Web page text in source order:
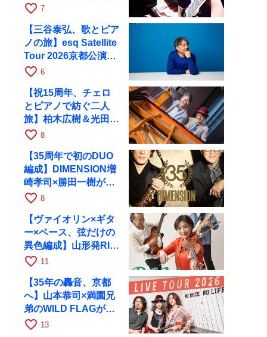
と京都RAGで共演
favorite_border 7
【三谷泰弘、歌とピア
ノの旅】esq Satellite
Tour 2026京都公演を
10月に開催
favorite_border 6
【祝15周年、チェロ
とピアノで紡ぐ二人
旅】柏木広樹＆光田健
一が11月12日に京都
favorite_border 8
【35周年で初のDUO
編成】DIMENSION増
崎孝司×勝田一樹が10
月11日に京都RAGへ
favorite_border 8
【ヴァイオリン×ギタ
ー×ベース、弦だけの
異色編成】山形発RIM
が初全国ツアーで8月
favorite_border 11
【35年の轟音、京都
へ】山本恭司×満園兄
弟のWILD FLAGが8
月6日にRAGでライブ
favorite_border 13